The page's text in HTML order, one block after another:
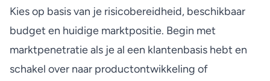
Kies op basis van je risicobereidheid, beschikbaar
budget en huidige marktpositie. Begin met
marktpenetratie als je al een klantenbasis hebt en
schakel over naar productontwikkeling of